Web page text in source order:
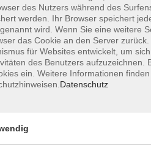
Impressum
des Nutzers während des
werden. Ihr Browser speichert
wird. Wenn Sie eine weitere
das Cookie an den Server
für Websites entwickelt, um
des Benutzers aufzuzeichnen.
ein. Weitere Informationen
Datenschutz